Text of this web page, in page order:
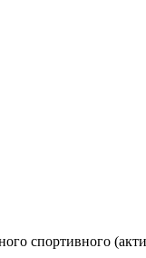
спортивного